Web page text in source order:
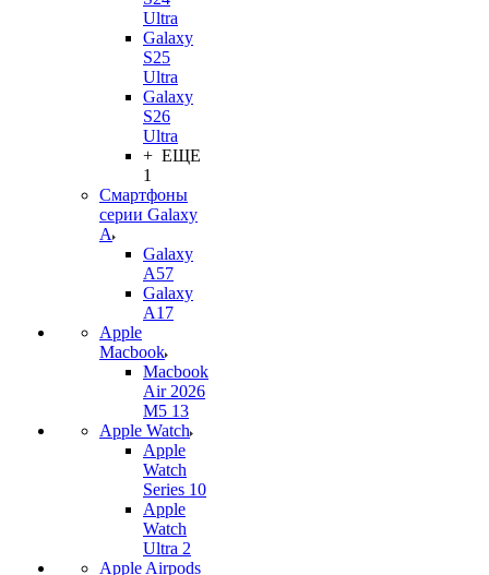
Ultra
Galaxy
S25
Ultra
Galaxy
S26
Ultra
+ ЕЩЕ
1
Смартфоны
серии Galaxy
A
Galaxy
A57
Galaxy
A17
Apple
Macbook
Macbook
Air 2026
M5 13
Apple Watch
Apple
Watch
Series 10
Apple
Watch
Ultra 2
Apple Airpods